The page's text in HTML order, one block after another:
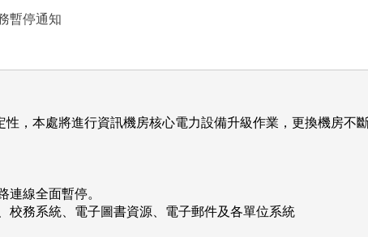
暫停通知
，本處將進行資訊機房核心電力設備升級作業，更換機房不
連線全面暫停。
校務系統、電子圖書資源、電子郵件及各單位系統